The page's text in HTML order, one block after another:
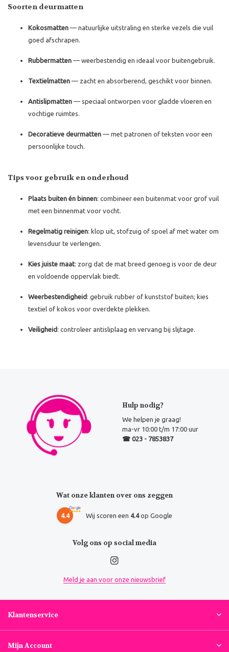
Soorten deurmatten
Kokosmatten — natuurlijke uitstraling en sterke vezels die vuil
goed afschrapen.
Rubbermatten — weerbestendig en ideaal voor buitengebruik.
Textielmatten — zacht en absorberend, geschikt voor binnen.
Antislipmatten — speciaal ontworpen voor gladde vloeren en
vochtige ruimtes.
Decoratieve deurmatten — met patronen of teksten voor een
persoonlijke touch.
Tips voor gebruik en onderhoud
Plaats buiten én binnen: combineer een buitenmat voor grof vuil
met een binnenmat voor vocht.
Regelmatig reinigen: klop uit, stofzuig of spoel af met water om
levensduur te verlengen.
Kies juiste maat: zorg dat de mat breed genoeg is voor de deur
en voldoende oppervlak biedt.
Weerbestendigheid : gebruik rubber of kunststof buiten; kies
textiel of kokos voor overdekte plekken.
Veiligheid : controleer antisliplaag en vervang bij slijtage.
Hulp nodig?
We helpen je graag!
ma-vr 10:00 t/m 17:00 uur
☎ 023 - 7853837
Wat onze klanten over ons zeggen
4.4 Wij scoren een 4.4op Google
Volg ons op social media
Meld je aan voor onze nieuwsbrief
Klantenservice
Mijn Account